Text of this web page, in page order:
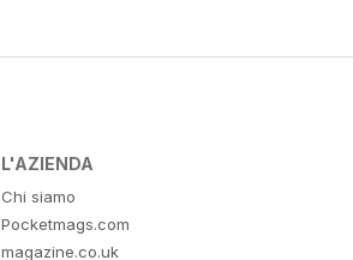
L'AZIENDA
Chi siamo
Pocketmags.com
magazine.co.uk